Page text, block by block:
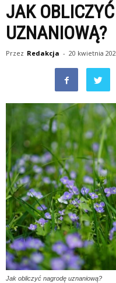
JAK
UZNANIOWĄ?
Przez Redakcja - 20 kwietnia
Jak obliczyć nagrodę uznaniową?